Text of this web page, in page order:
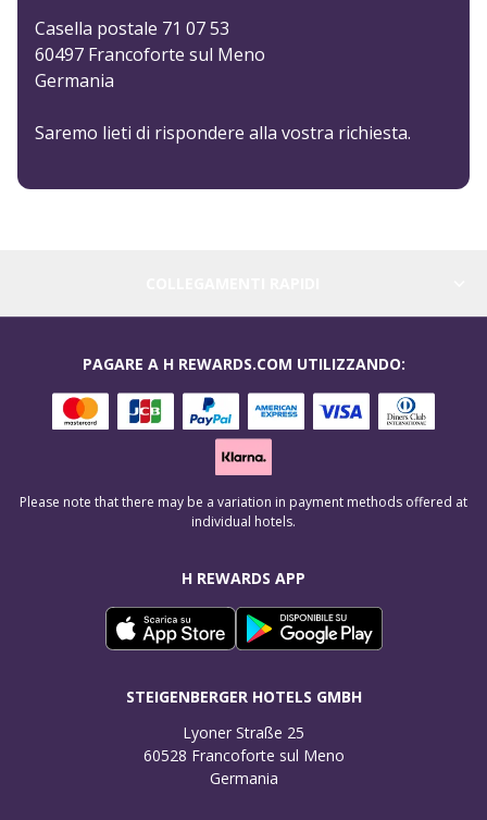
Casella postale 71 07 53
60497 Francoforte sul Meno
Germania
Saremo lieti di rispondere alla vostra richiesta.
H REWARDS APP
STEIGENBERGER HOTELS GMBH
Lyoner Straße 25
60528 Francoforte sul Meno
Germania
PAGARE A H REWARDS.COM UTILIZZANDO:
Please note that there may be a variation in payment methods offered at
individual hotels.